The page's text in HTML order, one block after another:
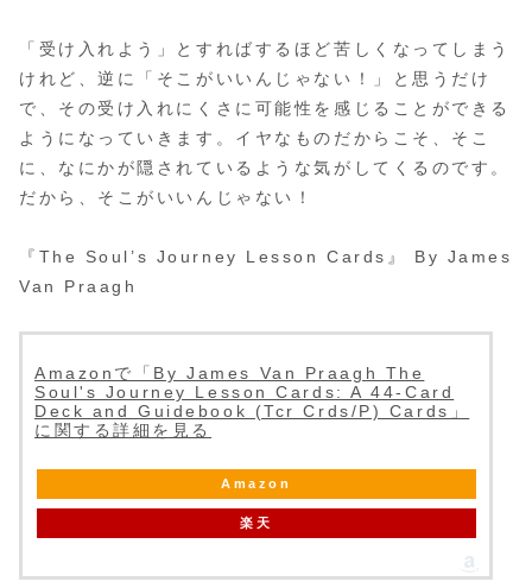
「受け入れよう」とすればするほど苦しくなってしまう
けれど、逆に「そこがいいんじゃない！」と思うだけ
で、その受け入れにくさに可能性を感じることができる
ようになっていきます。イヤなものだからこそ、そこ
に、なにかが隠されているような気がしてくるのです。
だから、そこがいいんじゃない！
『The Soul’s Journey Lesson Cards』 By James
Van Praagh
Amazonで「By James Van Praagh The
Soul's Journey Lesson Cards: A 44-Card
Deck and Guidebook (Tcr Crds/P) Cards」
に関する詳細を見る
Amazon
楽天